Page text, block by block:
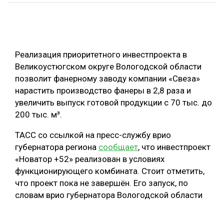
ЛЕСОВОССТАНОВЛЕНИЕ И ЗАЩИТА
ЛОГИСТИКА
ПРОИЗВОДСТВО ДРЕВЕСНЫХ ПЛИТ
ЦБП
КОМПЛЕКСНАЯ ПЕРЕРАБОТКА
ЛЕСОПИЛЕНИЕ
БЕЗОПАСНОЕ ПРОИЗВОДСТВО
ТЕМАТИЧЕСКИЕ ПРОЕКТЫ
ПОДБОРКИ СТАТЕЙ
Реализация приоритетного инвестпроекта в
Великоустюгском округе Вологодской области
позволит фанерному заводу компании «Свеза»
нарастить производство фанеры в 2,8 раза и
увеличить выпуск готовой продукции с 70 тыс. до
200 тыс. м³.
ТАСС со ссылкой на пресс-службу врио
губернатора региона сообщает, что инвестпроект
«Новатор +52» реализован в условиях
функционирующего комбината. Стоит отметить,
что проект пока не завершён. Его запуск, по
словам врио губернатора Вологодской области